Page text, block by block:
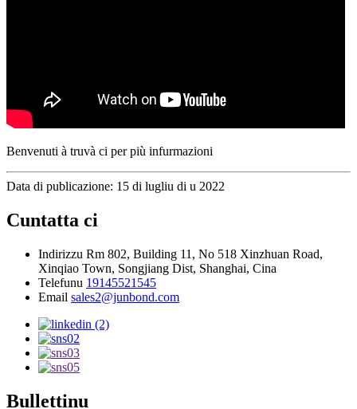
Benvenuti à truvà ci per più infurmazioni
Data di publicazione: 15 di lugliu di u 2022
Cuntatta ci
Indirizzu Rm 802, Building 11, No 518 Xinzhuan Road,
Xinqiao Town, Songjiang Dist, Shanghai, Cina
Telefunu 19145521545
Email sales2@junbond.com
Bullettinu